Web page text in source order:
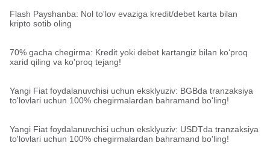
Flash Payshanba: Nol to'lov evaziga kredit/debet karta bilan
kripto sotib oling
70% gacha chegirma: Kredit yoki debet kartangiz bilan koʻproq
xarid qiling va ko'proq tejang!
Yangi Fiat foydalanuvchisi uchun eksklyuziv: BGBda tranzaksiya
to'lovlari uchun 100% chegirmalardan bahramand bo'ling!
Yangi Fiat foydalanuvchisi uchun eksklyuziv: USDTda tranzaksiya
to'lovlari uchun 100% chegirmalardan bahramand bo'ling!